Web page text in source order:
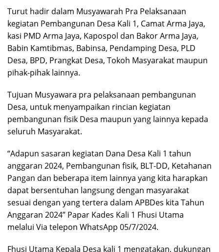
Turut hadir dalam Musyawarah Pra Pelaksanaan
kegiatan Pembangunan Desa Kali 1, Camat Arma Jaya,
kasi PMD Arma Jaya, Kapospol dan Bakor Arma Jaya,
Babin Kamtibmas, Babinsa, Pendamping Desa, PLD
Desa, BPD, Prangkat Desa, Tokoh Masyarakat maupun
pihak-pihak lainnya.
Tujuan Musyawara pra pelaksanaan pembangunan
Desa, untuk menyampaikan rincian kegiatan
pembangunan fisik Desa maupun yang lainnya kepada
seluruh Masyarakat.
“Adapun sasaran kegiatan Dana Desa Kali 1 tahun
anggaran 2024, Pembangunan fisik, BLT-DD, Ketahanan
Pangan dan beberapa item lainnya yang kita harapkan
dapat bersentuhan langsung dengan masyarakat
sesuai dengan yang tertera dalam APBDes kita Tahun
Anggaran 2024” Papar Kades Kali 1 Fhusi Utama
melalui Via telepon WhatsApp 05/7/2024.
Fhusi Utama Kepala Desa kali 1 mengatakan, dukungan